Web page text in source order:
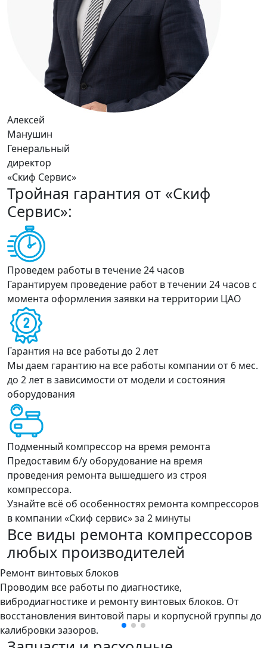
Алексей
Манушин
Генеральный
директор
«Скиф Сервис»
Тройная гарантия от «Скиф
Сервис»:
Проведем работы в течение 24 часов
Гарантируем проведение работ в течении 24 часов с
момента оформления заявки на территории ЦАО
Гарантия на все работы до 2 лет
Мы даем гарантию на все работы компании от 6 мес.
до 2 лет в зависимости от модели и состояния
оборудования
Подменный компрессор на время ремонта
Предоставим б/у оборудование на время
проведения ремонта вышедшего из строя
компрессора.
Узнайте всё об особенностях ремонта компрессоров
в компании «Скиф сервис» за 2 минуты
Все виды ремонта компрессоров
любых производителей
Ремонт винтовых блоков
Проводим все работы по диагностике,
вибродиагностике и ремонту винтовых блоков. От
восстановления винтовой пары и корпусной группы до
калибровки зазоров.